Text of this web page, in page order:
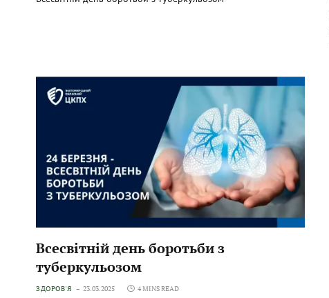
Всесвітній день боротьби з
туберкульозом
ЗДОРОВ'Я 23.03.2025 4 MINS READ